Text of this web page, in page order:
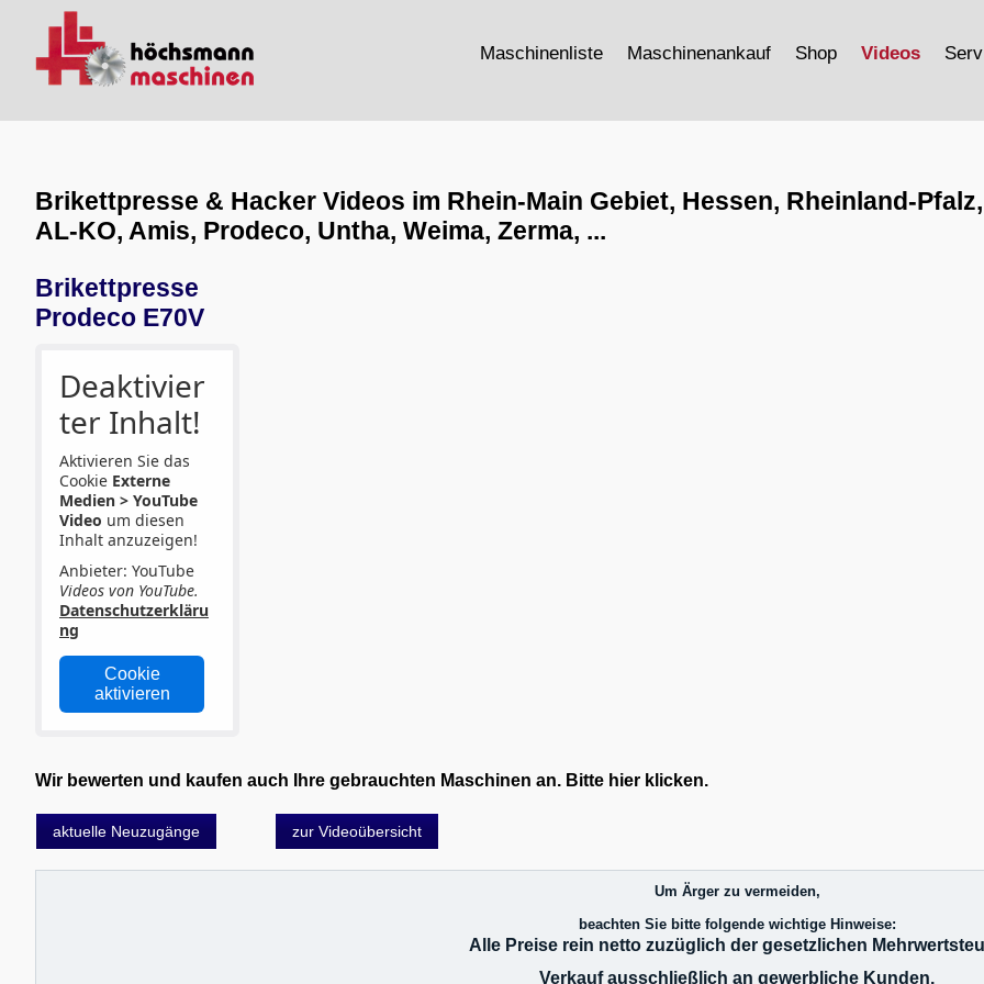
Maschinenliste Maschinenankauf Shop Videos
Brikettpresse & Hacker Videos im Rhein-Main Gebiet, Hessen, Rheinland-
AL-KO, Amis, Prodeco, Untha, Weima, Zerma, ...
Brikettpresse
Prodeco E70V
Deaktivier
ter Inhalt!
Aktivieren Sie das
Cookie Externe
Medien > YouTube
Video um diesen
Inhalt anzuzeigen!
Anbieter: YouTube
Videos von YouTube.
Datenschutzerkläru
ng
Cookie
aktivieren
Wir bewerten und kaufen auch Ihre gebrauchten Maschinen an. Bitte hier klicken.
aktuelle Neuzugänge zur Videoübersicht
Um Ärger zu vermeiden,
beachten Sie bitte folgende wichtige Hinweise:
Alle Preise rein netto zuzüglich der gesetzlichen
Verkauf ausschließlich an gewerbliche Kunden.